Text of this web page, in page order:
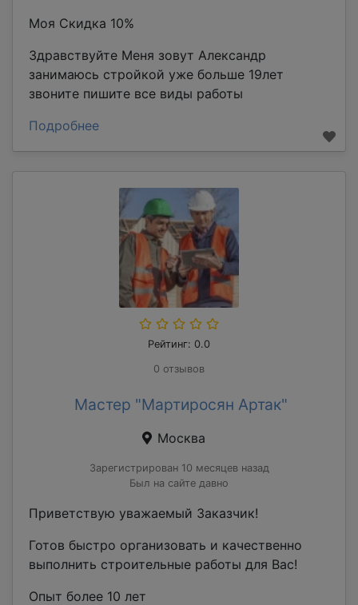
Моя Скидка 10%
Здравствуйте Меня зовут Александр
занимаюсь стройкой уже больше 19лет
звоните пишите все виды работы
Подробнее
Рейтинг: 0.0
0 отзывов
Мастер "Мартиросян Артак"
Москва
Зарегистрирован 10 месяцев назад
Был на сайте давно
Приветствую уважаемый Заказчик!
Готов быстро организовать и качественно
выполнить строительные работы для Вас!
Опыт более 10 лет